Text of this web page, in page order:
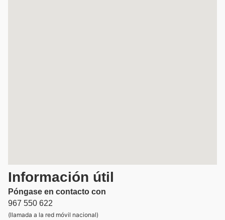
Información útil
Póngase en contacto con
967 550 622
(llamada a la red móvil nacional)